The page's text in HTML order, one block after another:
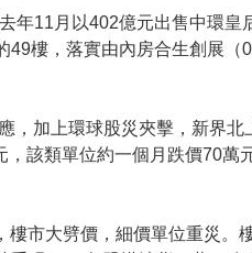
年11月以402億元出售中環
樓，落實由內房合生創展
，加上環球股災夾擊，新界
該類單位約一個月跌價70萬
市大劈價，細價單位重災。